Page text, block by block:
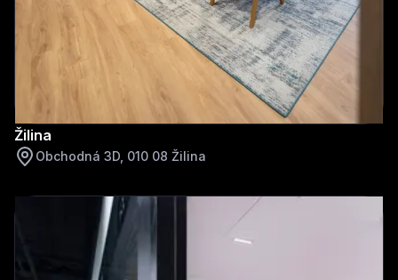
Žilina
Obchodná 3D, 010 08 Žilina